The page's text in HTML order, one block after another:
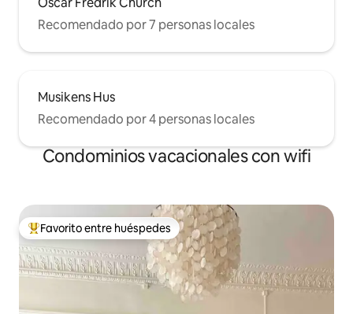
Recomendado por 7 personas locales
Musikens Hus
Recomendado por 4 personas locales
Condominios vacacionales con wifi
Favorito entre huéspedes preferido
Favorito entre huéspedes